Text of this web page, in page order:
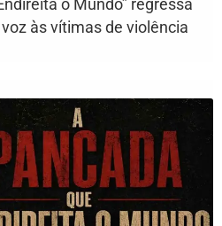
o Mundo” regressa
às vítimas de violência